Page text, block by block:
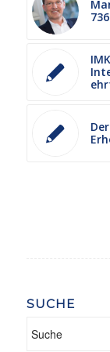
SUCHE